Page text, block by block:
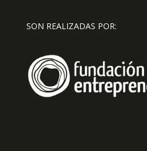
SON REALIZADAS POR: